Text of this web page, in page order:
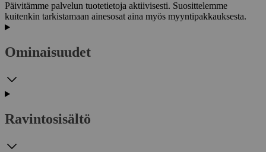
Päivitämme palvelun tuotetietoja aktiivisesti. Suosittelemme
kuitenkin tarkistamaan ainesosat aina myös myyntipakkauksesta.
Ominaisuudet
Ravintosisältö